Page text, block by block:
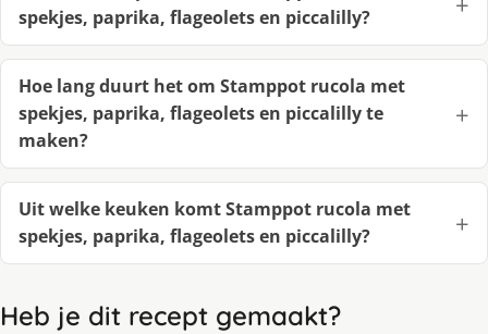
spekjes, paprika, flageolets en piccalilly?
Hoe lang duurt het om Stamppot rucola met
spekjes, paprika, flageolets en piccalilly te
maken?
Uit welke keuken komt Stamppot rucola met
spekjes, paprika, flageolets en piccalilly?
Heb je dit recept gemaakt?